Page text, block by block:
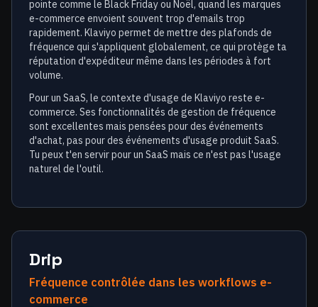
pointe comme le Black Friday ou Noël, quand les marques
e-commerce envoient souvent trop d'emails trop
rapidement. Klaviyo permet de mettre des plafonds de
fréquence qui s'appliquent globalement, ce qui protège ta
réputation d'expéditeur même dans les périodes à fort
volume.
Pour un SaaS, le contexte d'usage de Klaviyo reste e-
commerce. Ses fonctionnalités de gestion de fréquence
sont excellentes mais pensées pour des événements
d'achat, pas pour des événements d'usage produit SaaS.
Tu peux t'en servir pour un SaaS mais ce n'est pas l'usage
naturel de l'outil.
Drip
Fréquence contrôlée dans les workflows e-
commerce